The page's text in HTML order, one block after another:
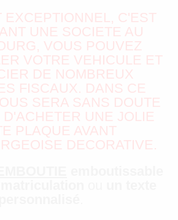
EXCEPTIONNEL, C'EST
UNE SOCIETE AU
VOUS POUVEZ
VOTRE VEHICULE ET
DE NOMBREUX
FISCAUX. DANS CE
SERA SANS DOUTE
UNE JOLIE
PLAQUE AVANT
DECORATIVE.